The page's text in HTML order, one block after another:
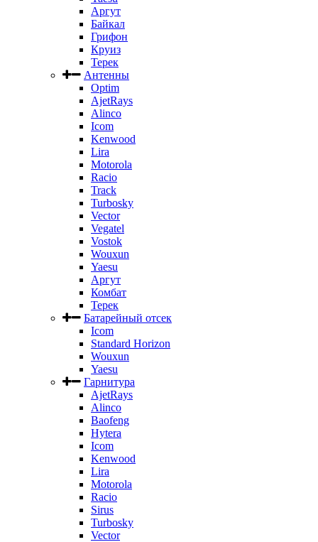
Аргут
Байкал
Грифон
Круиз
Терек
Антенны
Optim
AjetRays
Alinco
Icom
Kenwood
Lira
Motorola
Racio
Track
Turbosky
Vector
Vegatel
Vostok
Wouxun
Yaesu
Аргут
Комбат
Терек
Батарейный отсек
Icom
Standard Horizon
Wouxun
Yaesu
Гарнитура
AjetRays
Alinco
Baofeng
Hytera
Icom
Kenwood
Lira
Motorola
Racio
Sirus
Turbosky
Vector